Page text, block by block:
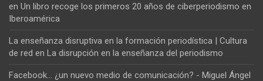
en Un libro recoge los primeros 20 años de ciberperiodismo en
Iberoamérica
La enseñanza disruptiva en la formación periodística | Cultura
de red en La disrupción en la enseñanza del periodismo
Facebook... ¿un nuevo medio de comunicación? - Miguel Ángel